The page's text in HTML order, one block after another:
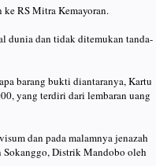
RS Mitra Kemayoran.
dunia dan tidak ditemukan tanda-
barang bukti diantaranya, Kartu
yang terdiri dari lembaran uang
dan pada malamnya jenazah
Sokanggo, Distrik Mandobo oleh